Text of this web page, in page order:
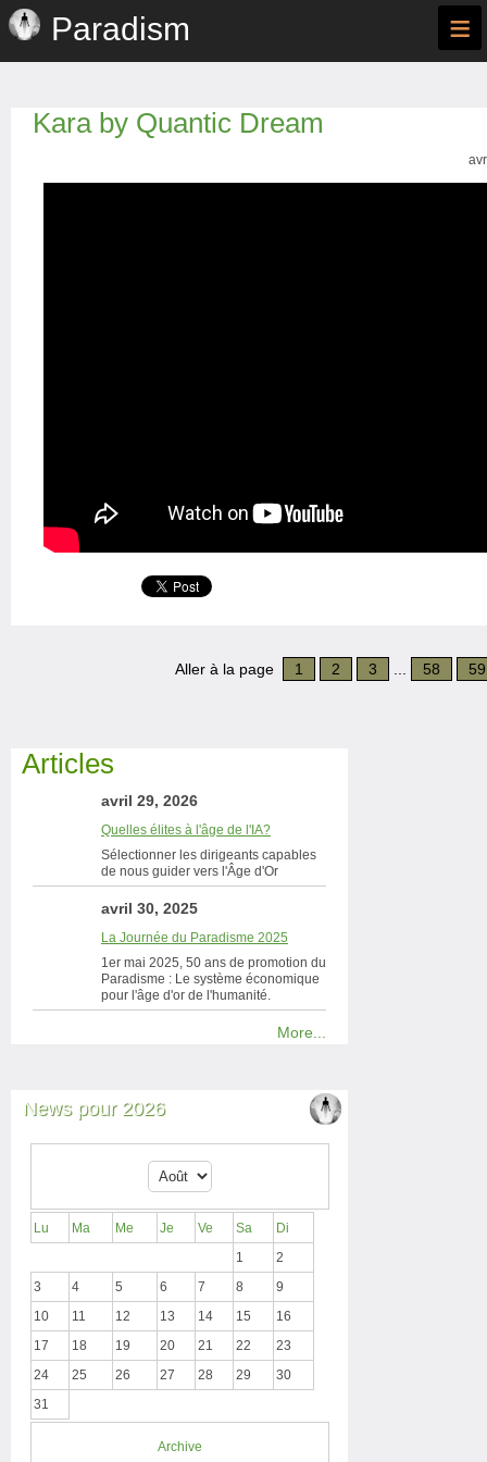
Paradism ≡
Kara by Quantic Dream
Aller à la page 1 2 3 58 59
Articles
avril 29, 2026
Quelles élites à l'âge de l'IA?
Sélectionner les dirigeants capables
de nous guider vers l'Âge d'Or
avril 30, 2025
La Journée du Paradisme 2025
1er mai 2025, 50 ans de promotion du
Paradisme : Le système économique
pour l'âge d'or de l'humanité.
More...
News pour 2026
Lu Ma Me Je Ve Sa
Di
1
2
3
4 5 6 7 8
9
10
11 12 13 14 15
16
17
18 19 20 21 22
23
24
25 26 27 28 29
30
31
Archive